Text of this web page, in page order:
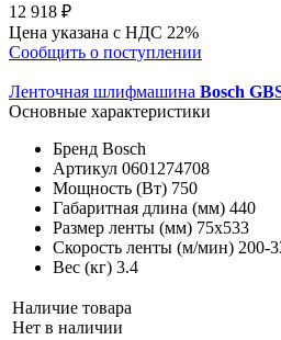
12 918 ₽
Цена указана с НДС 22%
Сообщить о поступлении
Ленточная шлифмашина Bosch
Основные характеристики
Бренд Bosch
Артикул 0601274708
Мощность (Вт) 750
Габаритная длина (мм) 440
Размер ленты (мм) 75х533
Скорость ленты (м/мин) 200-
Вес (кг) 3.4
Наличие товара
Нет в наличии